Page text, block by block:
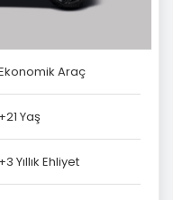
Araç
+21 Yaş
+3 Yıllık Ehliyet